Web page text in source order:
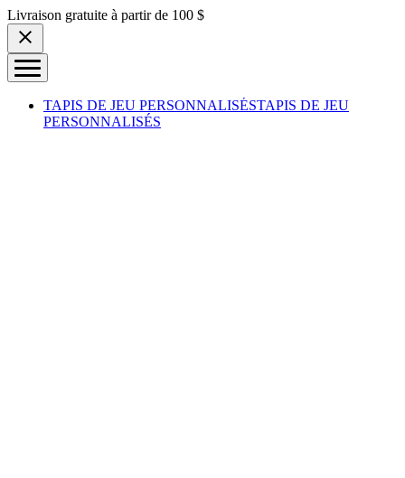
Skip to content
Livraison gratuite à partir de 100 $
TAPIS DE JEU PERSONNALISÉSTAPIS DE JEU
PERSONNALISÉS